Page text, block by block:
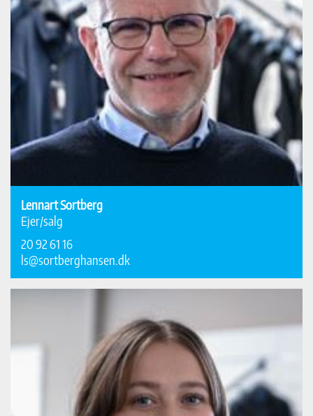
Lennart Sortberg
Ejer/salg
20 92 61 16
ls@sortberghansen.dk